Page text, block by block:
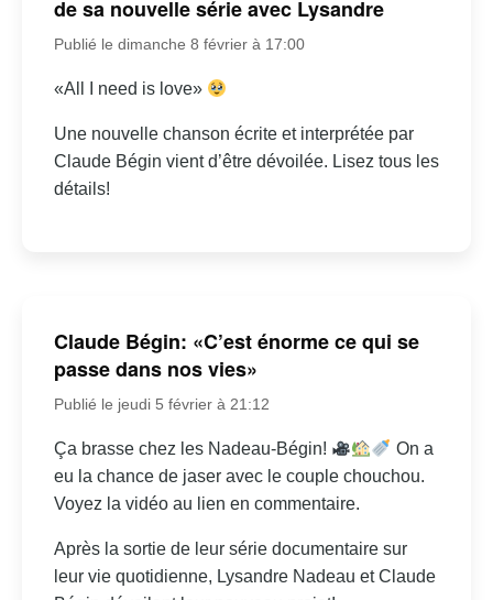
de sa nouvelle série avec Lysandre
Publié le dimanche 8 février à 17:00
«All I need is love»
Une nouvelle chanson écrite et interprétée par
Claude Bégin vient d’être dévoilée. Lisez tous les
détails!
Claude Bégin: «C’est énorme ce qui se
passe dans nos vies»
Publié le jeudi 5 février à 21:12
Ça brasse chez les Nadeau-Bégin!
On a
eu la chance de jaser avec le couple chouchou.
Voyez la vidéo au lien en commentaire.
Après la sortie de leur série documentaire sur
leur vie quotidienne, Lysandre Nadeau et Claude